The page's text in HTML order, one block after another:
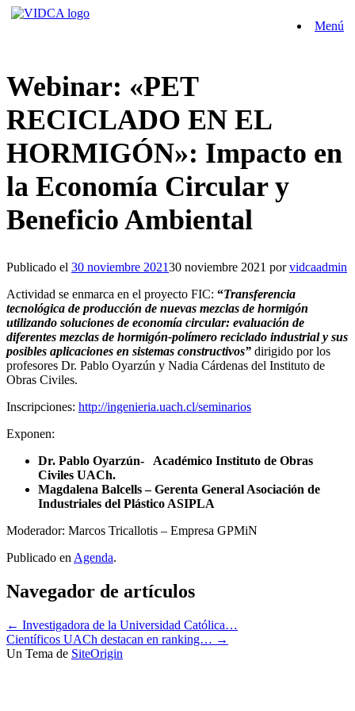
Saltar
Menú
Webinar: «PET
RECICLADO EN EL
HORMIGÓN»: Impacto en
la Economía Circular y
Beneficio Ambiental
Publicado el 30 noviembre 202130 noviembre 2021 porvidcaadmin
Actividad se enmarca en el proyecto FIC: “Transferencia
tecnológica de producción de nuevas mezclas de hormigón
utilizando soluciones de economía circular: evaluación de
diferentes mezclas de hormigón-polímero reciclado industrial y sus
posibles aplicaciones en sistemas constructivos” dirigido por los
profesores Dr. Pablo Oyarzún y Nadia Cárdenas del Instituto de
Obras Civiles.
Inscripciones: http://ingenieria.uach.cl/seminarios
Exponen:
Dr. Pablo Oyarzún- Académico Instituto de Obras
Civiles UACh.
Magdalena Balcells – Gerenta General Asociación de
Industriales del Plástico ASIPLA
Moderador: Marcos Tricallotis – Empresa GPMiN
Publicado en Agenda.
Navegador de artículos
← Investigadora de la Universidad Católica…
Científicos UACh destacan en ranking… →
Un Tema de SiteOrigin